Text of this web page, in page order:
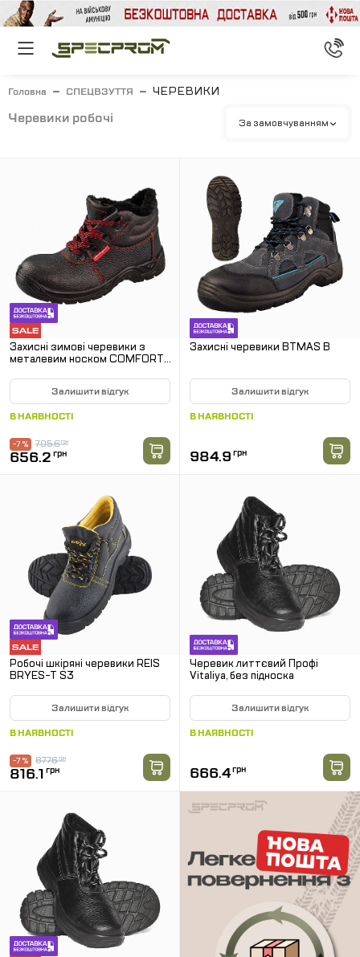
Головна СПЕЦВЗУТТЯ ЧЕРЕВИКИ
черевики робочі За замовчуванням
Захисні зимові черевики з
металевим носком COMFORT
Залишити відгук
В НАЯВНОСТІ
705.6грн
-7 %
656.2 грн
Захисні черевики BTMAS B
Залишити відгук
В НАЯВНОСТІ
984.9 грн
Робочі шкіряні черевики REIS
BRYES-T S3
Залишити відгук
В НАЯВНОСТІ
877.6грн
-7 %
816.1 грн
Черевик литтєвий Профі
Vitaliya, без підноска
Залишити відгук
В НАЯВНОСТІ
666.4грн